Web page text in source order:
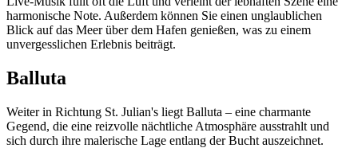
harmonische Note. Außerdem können Sie einen unglaublichen
Blick auf das Meer über dem Hafen genießen, was zu einem
unvergesslichen Erlebnis beiträgt.
Balluta
Weiter in Richtung St. Julian's liegt Balluta – eine charmante
Gegend, die eine reizvolle nächtliche Atmosphäre ausstrahlt und
sich durch ihre malerische Lage entlang der Bucht auszeichnet.